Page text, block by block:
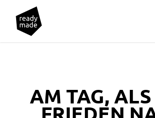
main
AM TAG, ALS